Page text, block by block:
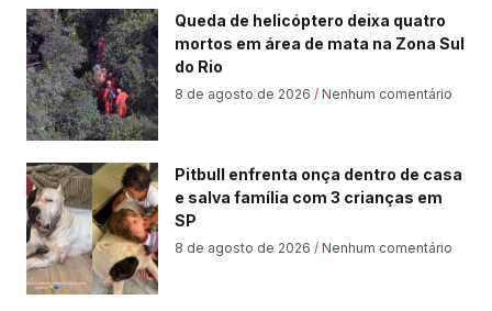
Queda de helicóptero deixa quatro
mortos em área de mata na Zona Sul
do Rio
8 de agosto de 2026 Nenhum comentário
Pitbull enfrenta onça dentro de casa
e salva família com 3 crianças em
SP
8 de agosto de 2026 Nenhum comentário